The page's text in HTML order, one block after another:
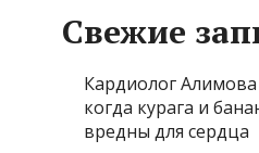
Свежие
Кардиолог
когда курага и
вредны для сердца